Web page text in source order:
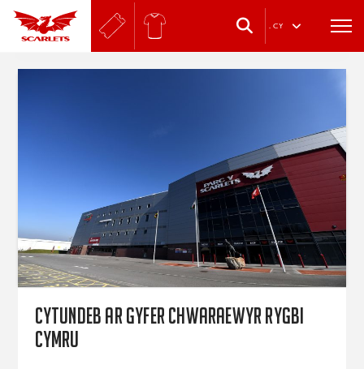
. CY
CYTUNDEB AR GYFER CHWARAEWYR RYGBI
CYMRU